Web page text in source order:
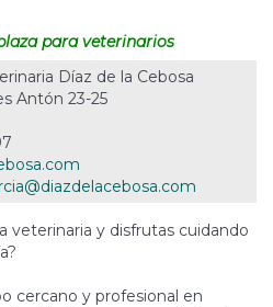
para veterinarios
Díaz de la Cebosa
Antón 23-25
veterinaria y disfrutas cuidando
cercano y profesional en